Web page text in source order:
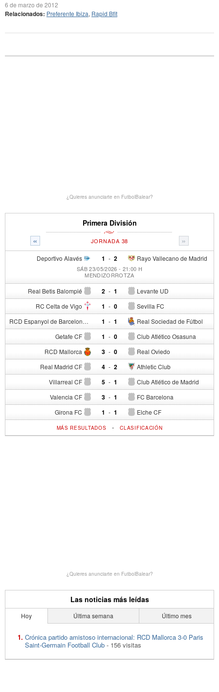
6 de marzo de 2012
Relacionados: Preferente Ibiza, Rapid Bfit
¿Quieres anunciarte en FutbolBalear?
Primera División
« »
JORNADA 38
Deportivo Alavés 1 - Rayo Vallecano de Madrid
2
SÁB 23/05/2026 - 21:00 H
MENDIZORROTZA
Real Betis Balompié 2 - Levante UD
1
RC Celta de Vigo 1 - Sevilla FC
0
RCD Espanyol de Barcelona 1 - Real Sociedad de Fútbol
1
Getafe CF 1 - Club Atlético Osasuna
0
RCD Mallorca 3 - Real Oviedo
0
Real Madrid CF 4 - Athletic Club
2
Villarreal CF 5 - Club Atlético de Madrid
1
Valencia CF 3 - FC Barcelona
1
Girona FC 1 - Elche CF
1
MÁS RESULTADOS -CLASIFICACIÓN
¿Quieres anunciarte en FutbolBalear?
Las noticias más leídas
Hoy Última semana Último mes
Crónica partido amistoso internacional: RCD Mallorca 3-0 Paris
Saint-Germain Football Club - 156 visitas